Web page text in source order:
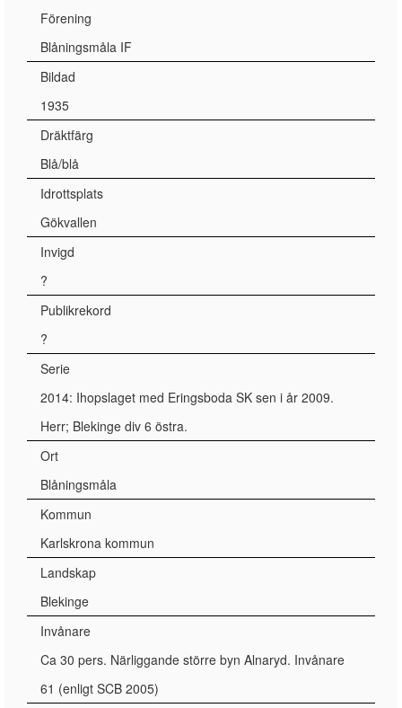
Förening
Blåningsmåla IF
Bildad
1935
Dräktfärg
Blå/blå
Idrottsplats
Gökvallen
Invigd
?
Publikrekord
?
Serie
2014: Ihopslaget med Eringsboda SK sen i år 2009.
Herr; Blekinge div 6 östra.
Ort
Blåningsmåla
Kommun
Karlskrona kommun
Landskap
Blekinge
Invånare
Ca 30 pers. Närliggande större byn Alnaryd. Invånare
61 (enligt SCB 2005)